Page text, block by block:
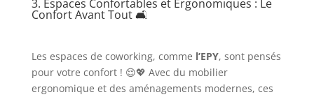
3. Espaces Confortables et Ergonomiques : Le
Confort Avant Tout 🛋️
Les espaces de coworking, comme l’EPY, sont pensés
pour votre confort ! 😌💖 Avec du mobilier
ergonomique et des aménagements modernes, ces